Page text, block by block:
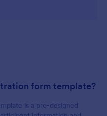
form template?
is a pre-designed